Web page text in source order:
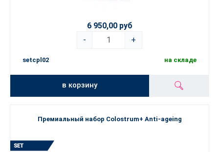
6 950,00 руб
-
+
setcpl02 на складе
в корзину
Премиальный набор Colostrum+ Anti-ageing